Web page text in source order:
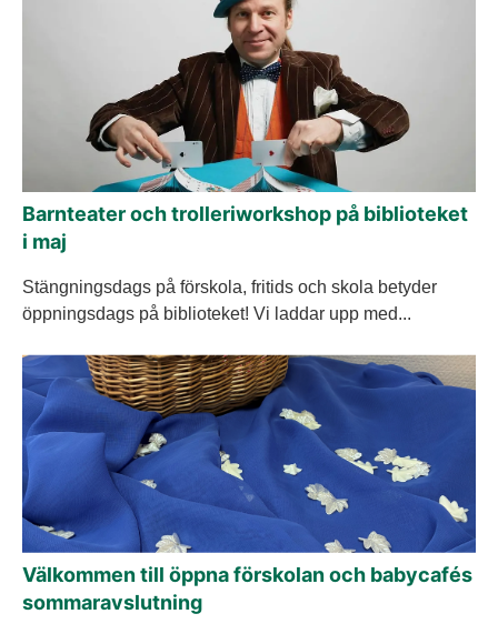
Barnteater och trolleriworkshop på biblioteket
i maj
Stängningsdags på förskola, fritids och skola betyder
öppningsdags på biblioteket! Vi laddar upp med...
Välkommen till öppna förskolan och babycafés
sommaravslutning